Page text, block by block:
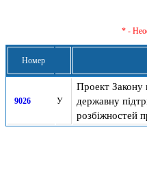
* -
Номер
9026 У
Проект Закону
державну
розбіжностей